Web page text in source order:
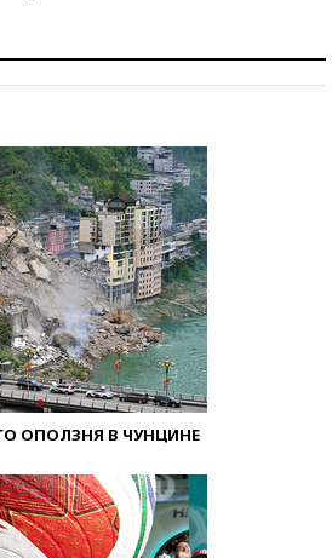
ОПОЛЗНЯ В ЧУНЦИНЕ